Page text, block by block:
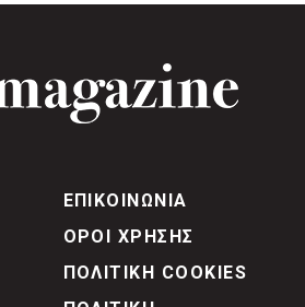
ΕΠΙΚΟΙΝΩΝΙΑ
ΟΡΟΙ ΧΡΗΣΗΣ
ΠΟΛΙΤΙΚΗ COOKIES